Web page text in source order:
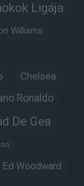
Ligája
Williams
Chelsea
Ronaldo
De Gea
Ed Woodward